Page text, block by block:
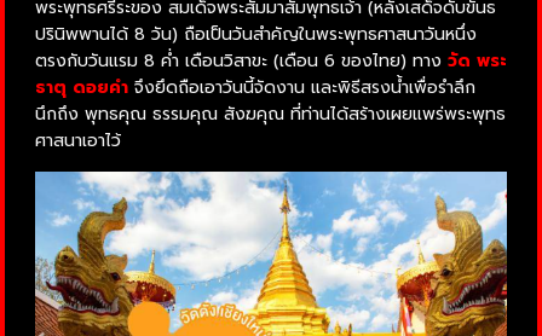
พระพุทธศรีระของ สมเด็จพระสัมมาสัมพุทธเจ้า (หลังเสด็จดับขันธ
ปรินิพพานได้ 8 วัน) ถือเป็นวันสำคัญในพระพุทธศาสนาวันหนึ่ง
ตรงกับวันแรม 8 ค่ำ เดือนวิสาขะ (เดือน 6 ของไทย) ทาง วัด พระ
ธาตุ ดอยคำ จึงยึดถือเอาวันนี้จัดงาน และพิธีสรงน้ำเพื่อรำลึก
นึกถึง พุทธคุณ ธรรมคุณ สังฆคุณ ที่ท่านได้สร้างเผยแพร่พระพุทธ
ศาสนาเอาไว้